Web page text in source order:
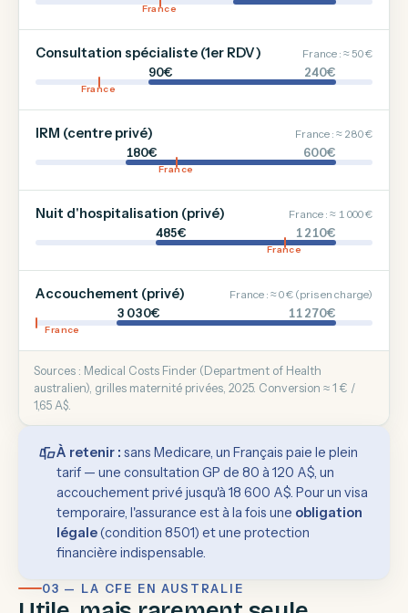
France
Consultation spécialiste (1er RDV) France : ≈ 50 €
90€ 240€
France
IRM (centre privé) France : ≈ 280 €
180€ 600€
France
Nuit d'hospitalisation (privé) France : ≈ 1 000 €
485€ 1 210€
France
Accouchement (privé) France : ≈ 0 € (pris en charge)
3 030€ 11 270€
France
Sources : Medical Costs Finder (Department of Health
australien), grilles maternité privées, 2025. Conversion ≈ 1 € /
1,65 A$.
À retenir : sans Medicare, un Français paie le plein
tarif — une consultation GP de 80 à 120 A$, un
accouchement privé jusqu'à 18 600 A$. Pour un visa
temporaire, l'assurance est à la fois une obligation
légale(condition 8501) et une protection
financière indispensable.
03 — LA CFE EN AUSTRALIE